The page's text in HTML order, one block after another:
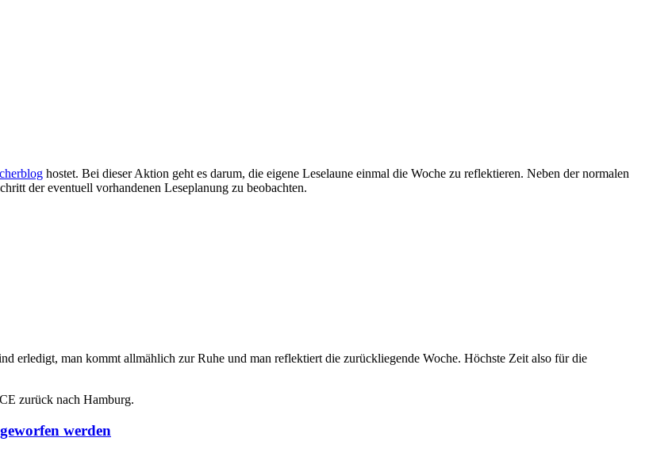
hostet. Bei dieser Aktion geht es darum, die eigene Leselaune einmal die Woche zu reflektieren. Neben der normalen
der eventuell vorhandenen Leseplanung zu beobachten.
erledigt, man kommt allmählich zur Ruhe und man reflektiert die zurückliegende Woche. Höchste Zeit also für die
zurück nach Hamburg.
werden